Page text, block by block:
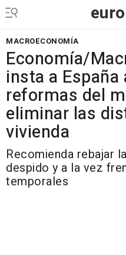
MACROECONOMÍA
Economía/
insta a
reformas del
eliminar las
vivienda
Recomienda rebajar
despido y a la vez
temporales